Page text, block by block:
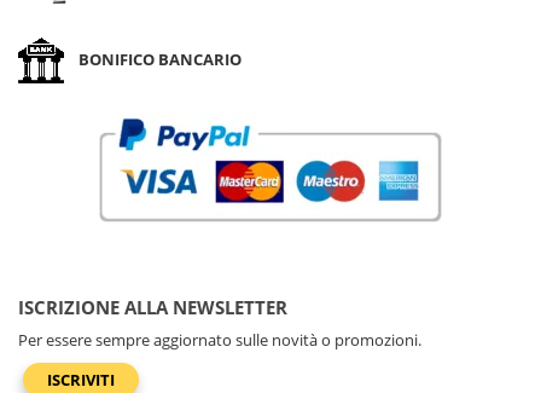
BONIFICO BANCARIO
ISCRIZIONE ALLA NEWSLETTER
Per essere sempre aggiornato sulle novità o promozioni.
ISCRIVITI